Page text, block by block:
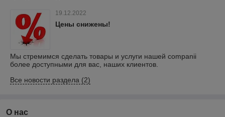
19.12.2022
Цены снижены!
Мы стремимся сделать товары и услуги нашей companii
более доступными для вас, наших клиентов.
Все новости раздела (2)
О нас